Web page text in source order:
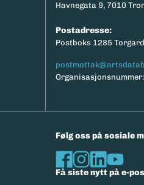
Havnegata 9, 7010
Postadresse:
Postboks 1285
Følg oss på sosiale
Få siste nytt på e-